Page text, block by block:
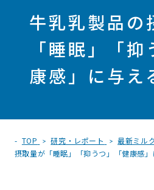
牛乳乳製品の
「睡眠」「
康感」に与え
TOP 研究・レポート 最新ミル
摂取量が「睡眠」「抑うつ」「健康感